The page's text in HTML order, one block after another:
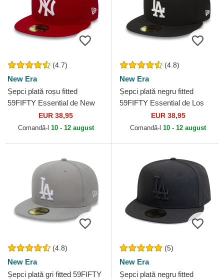
(4.7)
New Era
Șepci plată roșu fitted
59FIFTY Essential de New
York Yankees MLB de New
Era
EUR 38,95
Comandă-l 10 - 12 august
(4.8)
New Era
Șepci plată negru fitted
59FIFTY Essential de Los
Angeles Dodgers MLB de
New Era
EUR 38,95
Comandă-l 10 - 12 august
(4.8)
New Era
Șepci plată gri fitted 59FIFTY
(5)
New Era
Șepci plată negru fitted